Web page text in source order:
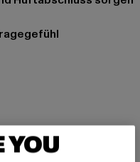
YOU